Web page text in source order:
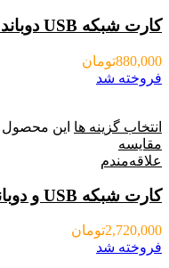
کارت شبکه USB دوباند AC600 دی لینک مدل DWA-172
880,000تومان
فروخته شد
انتخاب گزینه ها این
مقایسه
علاقه‌مندم
کارت شبکه USB و دوباند AC1300 دی لینک مدلDLINK DWA-185
2,720,000تومان
فروخته شد